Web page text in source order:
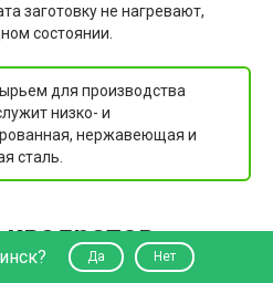
заготовку не нагревают,
состоянии.
для производства
низко- и
нержавеющая и
сталь.
Да Нет